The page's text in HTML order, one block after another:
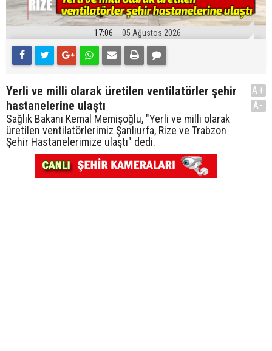
17:06 05 Ağustos 2026
Yerli ve milli olarak üretilen ventilatörler şehir
hastanelerine ulaştı
Sağlık Bakanı Kemal Memişoğlu, "Yerli ve milli olarak
üretilen ventilatörlerimiz Şanlıurfa, Rize ve Trabzon
Şehir Hastanelerimize ulaştı" dedi.
A+
A-